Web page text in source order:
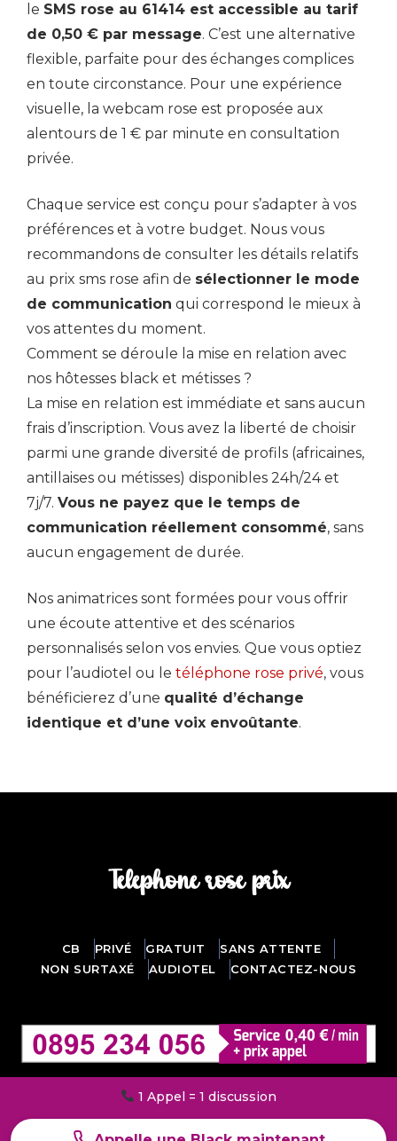
le SMS rose au 61414 est accessible au tarif
de 0,50 € par message. C’est une alternative
flexible, parfaite pour des échanges complices
en toute circonstance. Pour une expérience
visuelle, la webcam rose est proposée aux
alentours de 1 € par minute en consultation
privée.
Chaque service est conçu pour s’adapter à vos
préférences et à votre budget. Nous vous
recommandons de consulter les détails relatifs
au prix sms rose afin de sélectionner le mode
de communication qui correspond le mieux à
vos attentes du moment.
Comment se déroule la mise en relation avec
nos hôtesses black et métisses ?
La mise en relation est immédiate et sans aucun
frais d’inscription. Vous avez la liberté de choisir
parmi une grande diversité de profils (africaines,
antillaises ou métisses) disponibles 24h/24 et
7j/7. Vous ne payez que le temps de
communication réellement consommé, sans
aucun engagement de durée.
Nos animatrices sont formées pour vous offrir
une écoute attentive et des scénarios
personnalisés selon vos envies. Que vous optiez
pour l’audiotel ou le téléphone rose privé, vous
bénéficierez d’une qualité d’échange
identique et d’une voix envoûtante.
Téléphone rose prix
CB PRIVÉ GRATUIT
SANS ATTENTE
NON SURTAXÉ
AUDIOTEL CONTACTEZ-NOUS
Pas d’inscription. Pas de CB